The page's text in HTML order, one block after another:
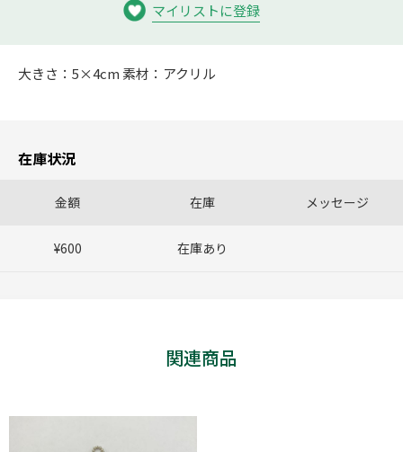
マイリストに登録
大きさ：5×4cm 素材：アクリル
在庫状況
金額 在庫 メッセージ
¥600 在庫あり
関連商品